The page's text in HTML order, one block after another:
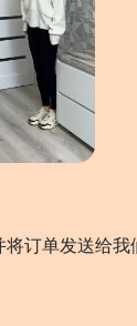
订单发送给我